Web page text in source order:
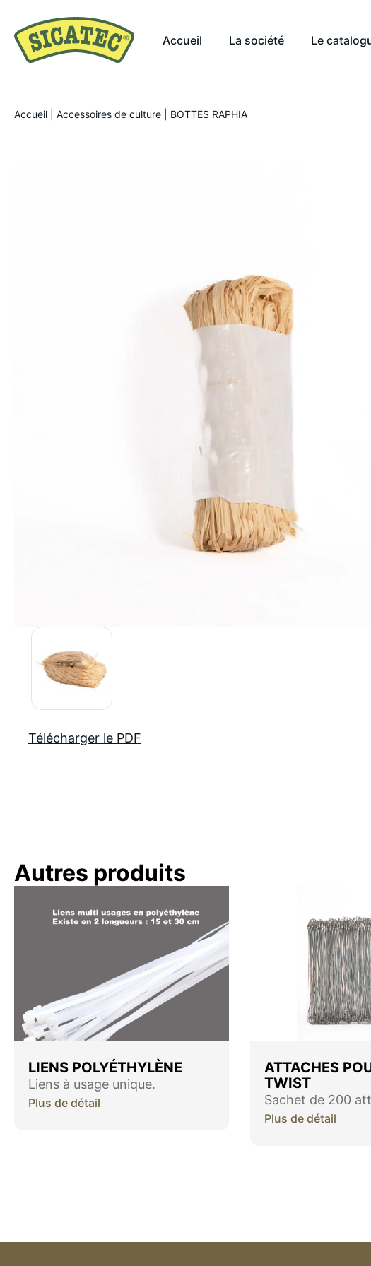
Accueil La société Le
Accueil Accessoires de culture BOTTES RAPHIA
Télécharger le PDF
Autres produits
LIENS POLYÉTHYLÈNE
Liens à usage unique.
Plus de détail
ATTACHES
TWIST
Sachet de 200
Plus de détail